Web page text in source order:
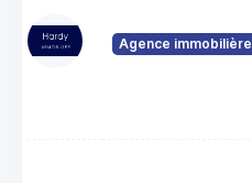
Agence immobilière